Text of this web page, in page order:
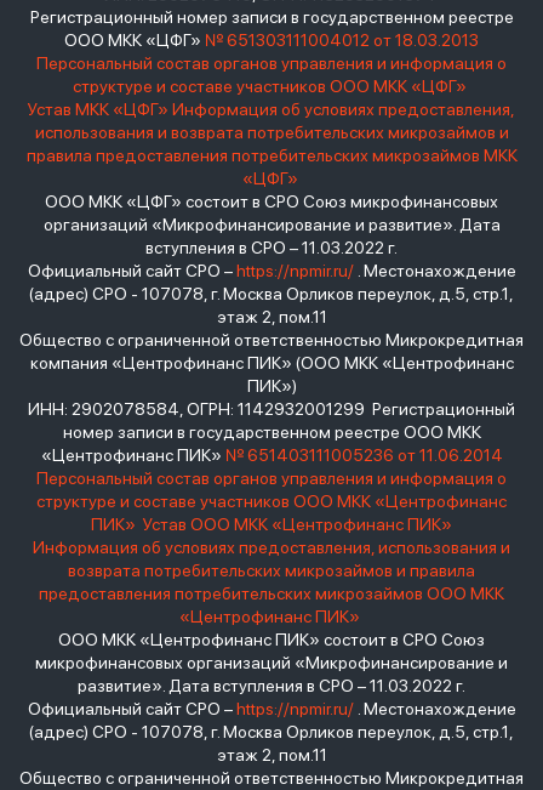
Регистрационный номер записи в государственном реестре
ООО МКК «ЦФГ» № 651303111004012 от 18.03.2013
Персональный состав органов управления и информация о
структуре и составе участников ООО МКК «ЦФГ»
Устав МКК «ЦФГ» Информация об условиях предоставления,
использования и возврата потребительских микрозаймов и
правила предоставления потребительских микрозаймов МКК
«ЦФГ»
ООО МКК «ЦФГ» состоит в СРО Союз микрофинансовых
организаций «Микрофинансирование и развитие». Дата
вступления в СРО – 11.03.2022 г.
Официальный сайт СРО –https://npmir.ru/. Местонахождение
(адрес) СРО - 107078, г. Москва Орликов переулок, д.5, стр.1,
этаж 2, пом.11
Общество с ограниченной ответственностью Микрокредитная
компания «Центрофинанс ПИК» (ООО МКК «Центрофинанс
ПИК»)
ИНН: 2902078584, ОГРН: 1142932001299 Регистрационный
номер записи в государственном реестре ООО МКК
«Центрофинанс ПИК» № 651403111005236 от 11.06.2014
Персональный состав органов управления и информация о
структуре и составе участников ООО МКК «Центрофинанс
ПИК» Устав ООО МКК «Центрофинанс ПИК»
Информация об условиях предоставления, использования и
возврата потребительских микрозаймов и правила
предоставления потребительских микрозаймов ООО МКК
«Центрофинанс ПИК»
ООО МКК «Центрофинанс ПИК» состоит в СРО Союз
микрофинансовых организаций «Микрофинансирование и
развитие». Дата вступления в СРО – 11.03.2022 г.
Официальный сайт СРО –https://npmir.ru/. Местонахождение
(адрес) СРО - 107078, г. Москва Орликов переулок, д.5, стр.1,
этаж 2, пом.11
Общество с ограниченной ответственностью Микрокредитная